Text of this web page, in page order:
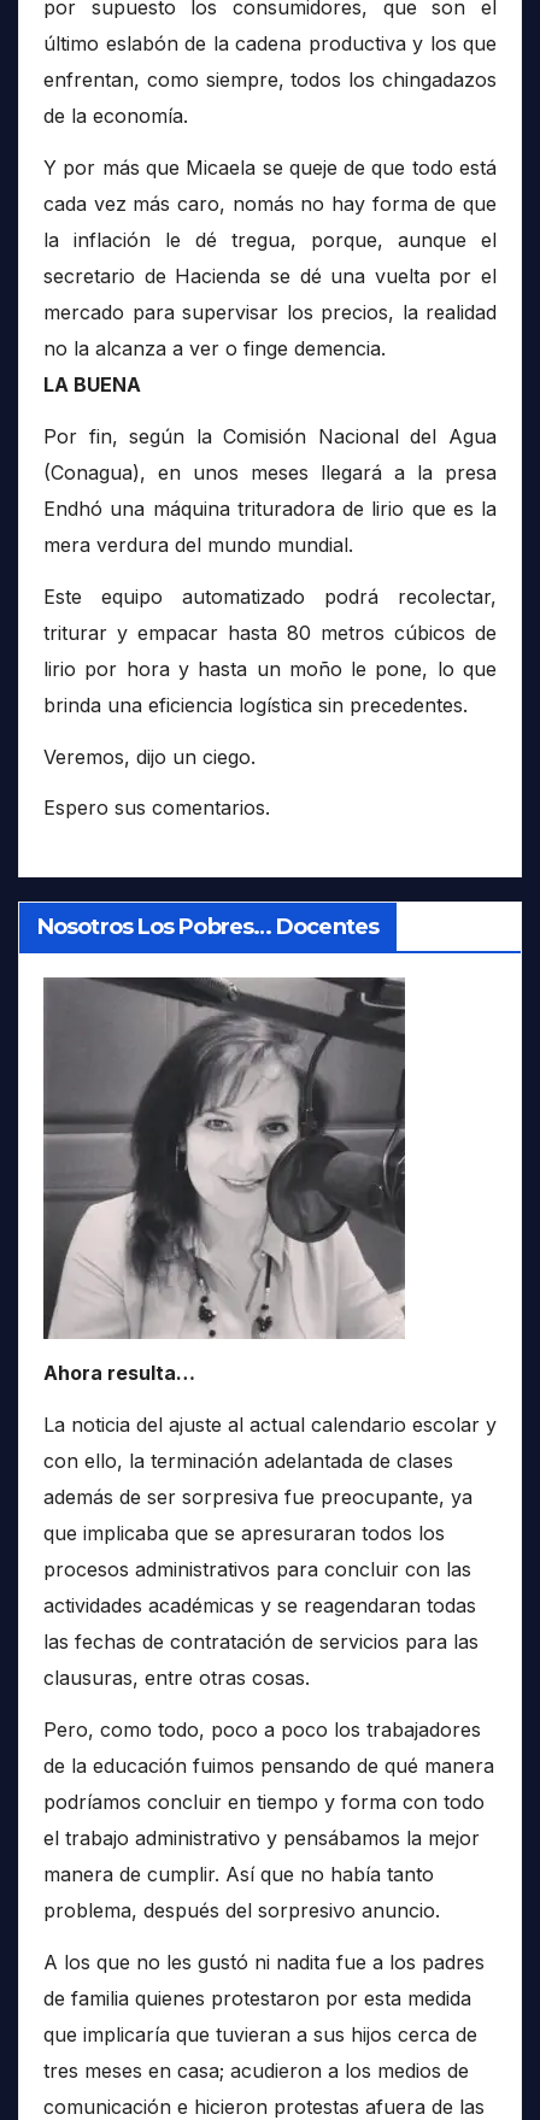
por supuesto los consumidores, que son el
último eslabón de la cadena productiva y los que
enfrentan, como siempre, todos los chingadazos
de la economía.
Y por más que Micaela se queje de que todo está
cada vez más caro, nomás no hay forma de que
la inflación le dé tregua, porque, aunque el
secretario de Hacienda se dé una vuelta por el
mercado para supervisar los precios, la realidad
no la alcanza a ver o finge demencia.
LA BUENA
Por fin, según la Comisión Nacional del Agua
(Conagua), en unos meses llegará a la presa
Endhó una máquina trituradora de lirio que es la
mera verdura del mundo mundial.
Este equipo automatizado podrá recolectar,
triturar y empacar hasta 80 metros cúbicos de
lirio por hora y hasta un moño le pone, lo que
brinda una eficiencia logística sin precedentes.
Veremos, dijo un ciego.
Espero sus comentarios.
Nosotros Los Pobres… Docentes
Ahora resulta…
La noticia del ajuste al actual calendario escolar y
con ello, la terminación adelantada de clases
además de ser sorpresiva fue preocupante, ya
que implicaba que se apresuraran todos los
procesos administrativos para concluir con las
actividades académicas y se reagendaran todas
las fechas de contratación de servicios para las
clausuras, entre otras cosas.
Pero, como todo, poco a poco los trabajadores
de la educación fuimos pensando de qué manera
podríamos concluir en tiempo y forma con todo
el trabajo administrativo y pensábamos la mejor
manera de cumplir. Así que no había tanto
problema, después del sorpresivo anuncio.
A los que no les gustó ni nadita fue a los padres
de familia quienes protestaron por esta medida
que implicaría que tuvieran a sus hijos cerca de
tres meses en casa; acudieron a los medios de
comunicación e hicieron protestas afuera de las